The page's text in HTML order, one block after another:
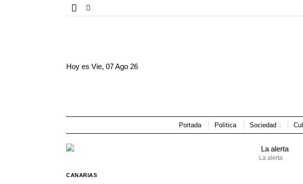
Hoy esVie, 07 Ago 26
Portada Política Sociedad
La alerta
CANARIAS